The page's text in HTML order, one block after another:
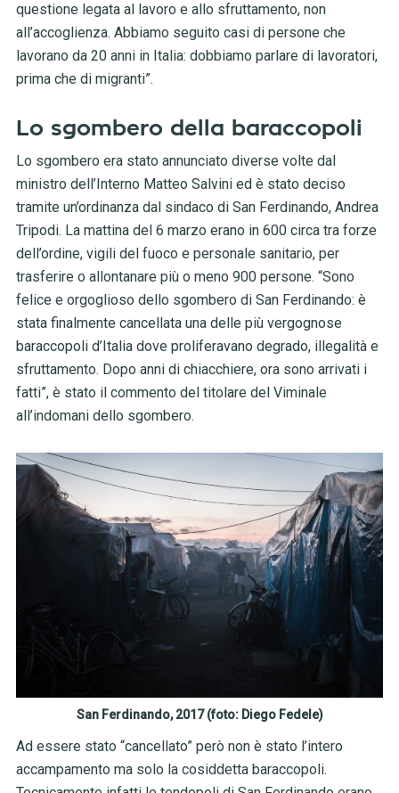
questione legata al lavoro e allo sfruttamento, non
all’accoglienza. Abbiamo seguito casi di persone che
lavorano da 20 anni in Italia: dobbiamo parlare di lavoratori,
prima che di migranti”.
Lo sgombero della baraccopoli
Lo sgombero era stato annunciato diverse volte dal
ministro dell’Interno Matteo Salvini ed è stato deciso
tramite un’ordinanza dal sindaco di San Ferdinando, Andrea
Tripodi. La mattina del 6 marzo erano in 600 circa tra forze
dell’ordine, vigili del fuoco e personale sanitario, per
trasferire o allontanare più o meno 900 persone. “Sono
felice e orgoglioso dello sgombero di San Ferdinando: è
stata finalmente cancellata una delle più vergognose
baraccopoli d’Italia dove proliferavano degrado, illegalità e
sfruttamento. Dopo anni di chiacchiere, ora sono arrivati i
fatti”, è stato il commento del titolare del Viminale
all’indomani dello sgombero.
San Ferdinando, 2017 (foto: Diego Fedele)
Ad essere stato “cancellato” però non è stato l’intero
accampamento ma solo la cosiddetta baraccopoli.